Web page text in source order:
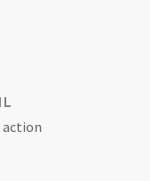
action